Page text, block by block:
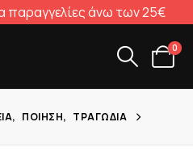
παραγγελίες άνω των 25€
0
, ΠΟΊΗΣΗ, ΤΡΑΓΩΔΊΑ